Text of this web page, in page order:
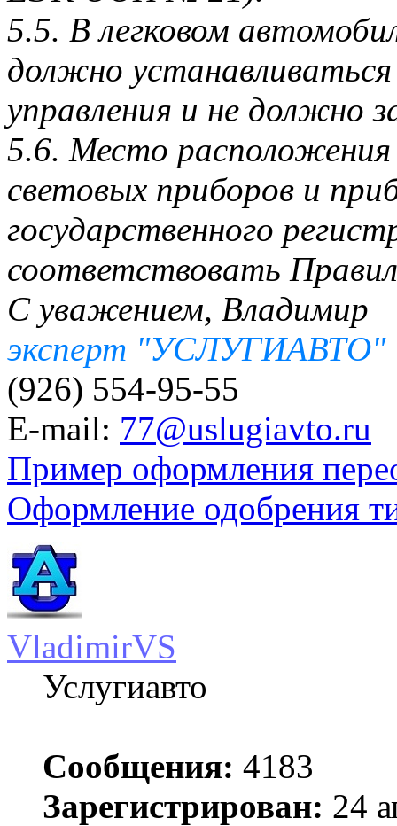
5.5. В легковом
должно
управления и не должно
5.6. Место расположения
световых приборов и
государственного
соответствовать
С уважением, Владимир
эксперт "УСЛУГИАВТО"
(926) 554-95-55
E-mail: 77@uslugiavto.ru
Пример оформления
Оформление одобрения
VladimirVS
Услугиавто
Сообщения: 4183
Зарегистрирован: 24